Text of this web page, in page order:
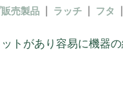
売製品 ラッチ フタ
トがあり容易に機器